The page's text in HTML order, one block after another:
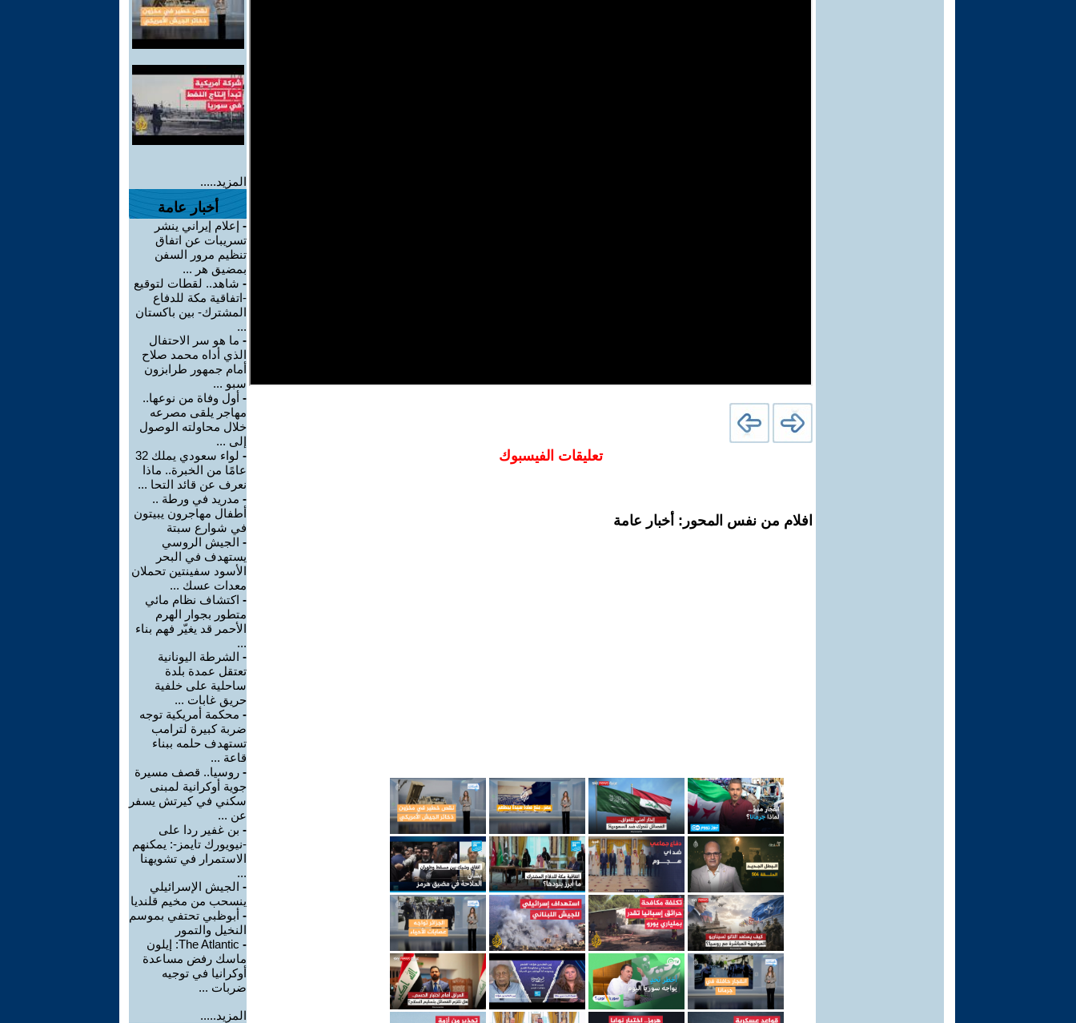
تعليقات الفيسبوك
افلام من نفس المحور: أخبار عامة
المزيد.....
أخبار عامة
- إعلام إيراني ينشر
تسريبات عن اتفاق
تنظيم مرور السفن
بمضيق هر ...
- شاهد.. لقطات لتوقيع
-اتفاقية مكة للدفاع
المشترك- بين باكستان
...
- ما هو سر الاحتفال
الذي أداه محمد صلاح
أمام جمهور طرابزون
سبو ...
- أول وفاة من نوعها..
مهاجر يلقى مصرعه
خلال محاولته الوصول
إلى ...
-
لواء سعودي يملك 32
عامًا من الخبرة.. ماذا
نعرف عن قائد التحا ...
- مدريد في ورطة ..
أطفال مهاجرون يبيتون
في شوارع سبتة
- الجيش الروسي
يستهدف في البحر
الأسود سفينتين تحملان
معدات عسك ...
- اكتشاف نظام مائي
متطور بجوار الهرم
الأحمر قد يغيّر فهم بناء
...
- الشرطة اليونانية
تعتقل عمدة بلدة
ساحلية على خلفية
حريق غابات ...
- محكمة أمريكية توجه
ضربة كبيرة لترامب
تستهدف حلمه ببناء
قاعة ...
- روسيا.. قصف مسيرة
جوية أوكرانية لمبنى
سكني في كيرتش يسفر
عن ...
- بن غفير ردا على
-نيويورك تايمز-: يمكنهم
الاستمرار في تشويهنا
...
- الجيش الإسرائيلي
ينسحب من مخيم قلنديا
- أبوظبي تحتفي بموسم
النخيل والتمور
-
The Atlantic: إيلون
ماسك رفض مساعدة
أوكرانيا في توجيه
ضربات ...
المزيد.....